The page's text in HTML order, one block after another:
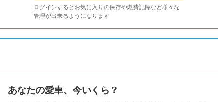
ログインするとお気に入りの保存や燃費記録など様々な
管理が出来るようになります
あなたの愛車、今いくら？